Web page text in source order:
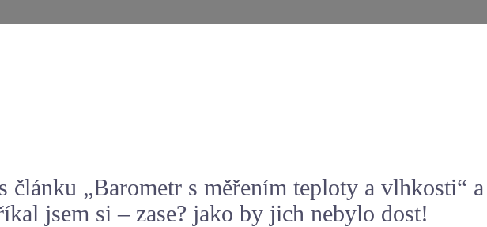
článku „Barometr s měřením teploty a vlhkosti“
jsem si – zase? jako by jich nebylo dost!